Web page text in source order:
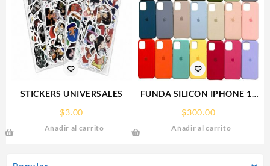
STICKERS UNIVERSALES
$3.00
Añadir al carrito
FUNDA SILICON IPHONE 13
SILICONE CASE SPC
$300.00
Añadir al carrito